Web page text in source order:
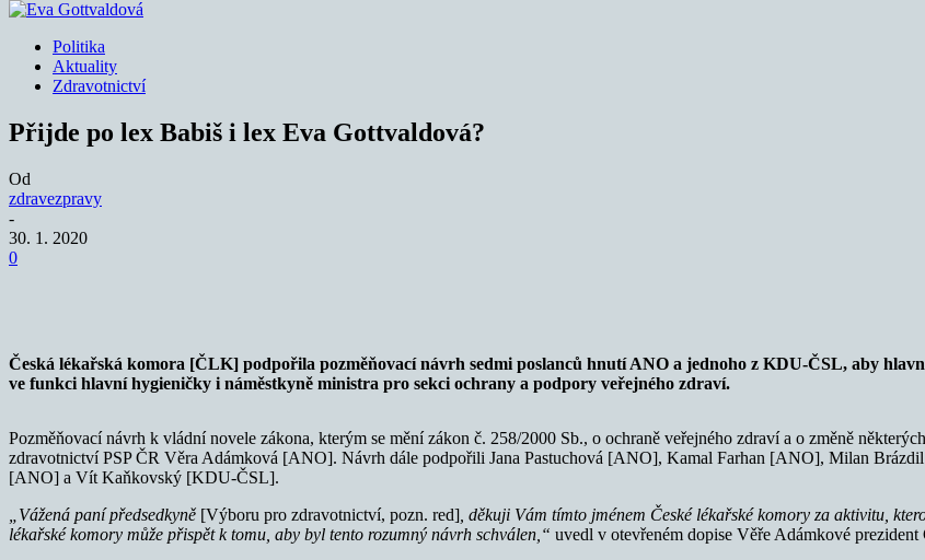
Politika
Aktuality
Zdravotnictví
Přijde po lex Babiš i lex Eva Gottvaldová?
Od
zdravezpravy
-
30. 1. 2020
0
Česká lékařská komora [ČLK] podpořila pozměňovací návrh sedmi poslanců hnutí ANO a jednoho z KDU-ČSL, aby
ve funkci hlavní hygieničky i náměstkyně ministra pro sekci ochrany a podpory veřejného zdraví.
Pozměňovací návrh k vládní novele zákona, kterým se mění zákon č. 258/2000 Sb., o ochraně veřejného zdraví a o změně
zdravotnictví PSP ČR Věra Adámková [ANO]. Návrh dále podpořili Jana Pastuchová [ANO], Kamal Farhan [ANO], Milan
[ANO] a Vít Kaňkovský [KDU-ČSL].
„Vážená paní předsedkyně [Výboru pro zdravotnictví, pozn. red] , děkuji Vám tímto jménem České lékařské komory za aktivitu,
lékařské komory může přispět k tomu, aby byl tento rozumný návrh schválen,“ uvedl v otevřeném dopise Věře Adámkové